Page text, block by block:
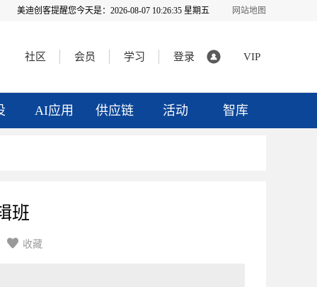
美迪创客提醒您今天是： 2026-08-07 10:26:37 星期五 网站地图
社区 会员 学习 登录 VIP
AI应用 供应链 活动 智库
班
 收藏